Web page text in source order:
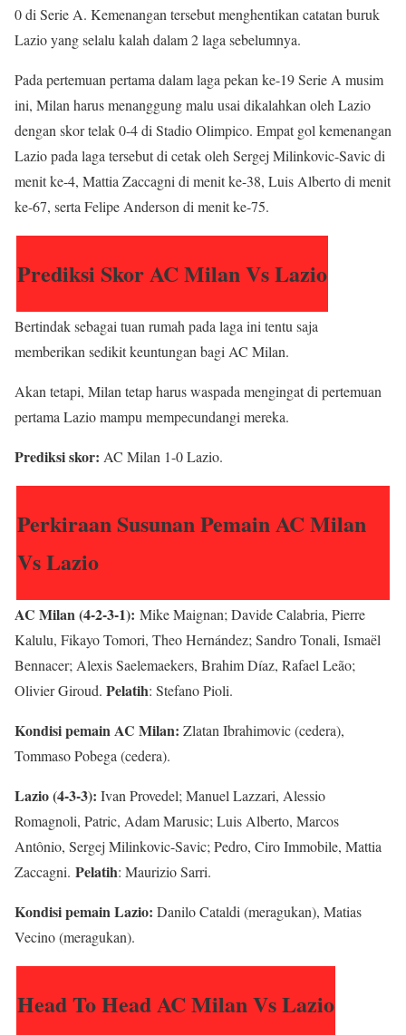
0 di Serie A. Kemenangan tersebut menghentikan catatan buruk
Lazio yang selalu kalah dalam 2 laga sebelumnya.
Pada pertemuan pertama dalam laga pekan ke-19 Serie A musim
ini, Milan harus menanggung malu usai dikalahkan oleh Lazio
dengan skor telak 0-4 di Stadio Olimpico. Empat gol kemenangan
Lazio pada laga tersebut di cetak oleh Sergej Milinkovic-Savic di
menit ke-4, Mattia Zaccagni di menit ke-38, Luis Alberto di menit
ke-67, serta Felipe Anderson di menit ke-75.
Prediksi Skor AC Milan Vs Lazio
Bertindak sebagai tuan rumah pada laga ini tentu saja
memberikan sedikit keuntungan bagi AC Milan.
Akan tetapi, Milan tetap harus waspada mengingat di pertemuan
pertama Lazio mampu mempecundangi mereka.
Prediksi skor: AC Milan 1-0 Lazio.
Perkiraan Susunan Pemain AC Milan
Vs Lazio
AC Milan (4-2-3-1): Mike Maignan; Davide Calabria, Pierre
Kalulu, Fikayo Tomori, Theo Hernández; Sandro Tonali, Ismaël
Bennacer; Alexis Saelemaekers, Brahim Díaz, Rafael Leão;
Olivier Giroud. Pelatih: Stefano Pioli.
Kondisi pemain AC Milan: Zlatan Ibrahimovic (cedera),
Tommaso Pobega (cedera).
Lazio (4-3-3): Ivan Provedel; Manuel Lazzari, Alessio
Romagnoli, Patric, Adam Marusic; Luis Alberto, Marcos
Antônio, Sergej Milinkovic-Savic; Pedro, Ciro Immobile, Mattia
Zaccagni. Pelatih: Maurizio Sarri.
Kondisi pemain Lazio: Danilo Cataldi (meragukan), Matias
Vecino (meragukan).
Head To Head AC Milan Vs Lazio